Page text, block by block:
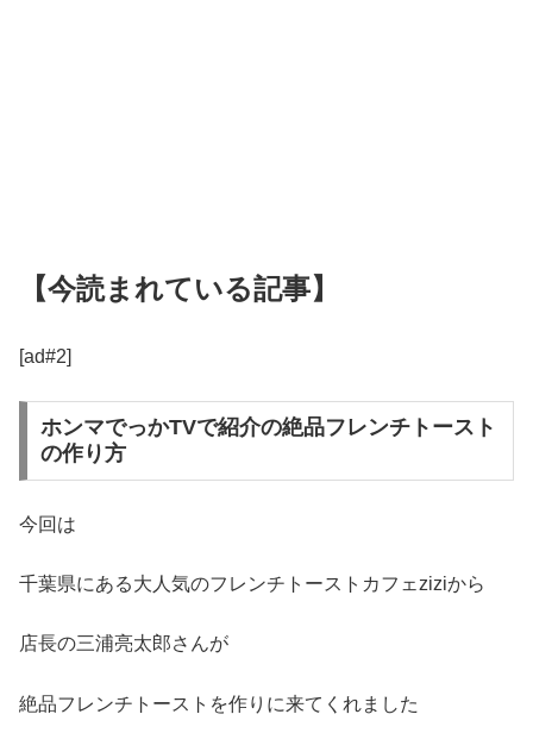
【今読まれている記事】
[ad#2]
ホンマでっかTVで紹介の絶品フレンチトースト
の作り方
今回は
千葉県にある大人気のフレンチトーストカフェziziから
店長の三浦亮太郎さんが
絶品フレンチトーストを作りに来てくれました